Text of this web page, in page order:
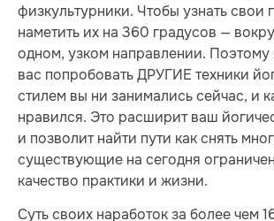
физкультурники. Чтобы узнать свои
наметить их на 360 градусов —
одном, узком направлении.
вас попробовать ДРУГИЕ техники
стилем вы ни занимались сейчас, и
нравился. Это расширит ваш
и позволит найти пути как снять
существующие на сегодня
качество практики и жизни.
Суть своих наработок за более чем